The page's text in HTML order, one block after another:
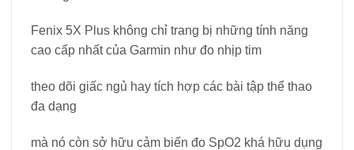
Fenix 5X Plus không chỉ trang bị những tính năng
cao cấp nhất của Garmin như đo nhịp tim
theo dõi giấc ngủ hay tích hợp các bài tập thể thao
đa dạng
mà nó còn sở hữu cảm biến đo SpO2 khá hữu dụng